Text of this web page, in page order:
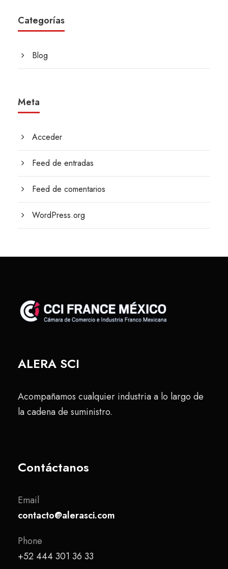
Categorías
Blog
Meta
Acceder
Feed de entradas
Feed de comentarios
WordPress.org
ALERA SCI
Acompañamos cualquier industria a lo largo de
la cadena de suministro.
Contáctanos
Email
contacto@alerasci.com
Phone
+52 444 301 36 33